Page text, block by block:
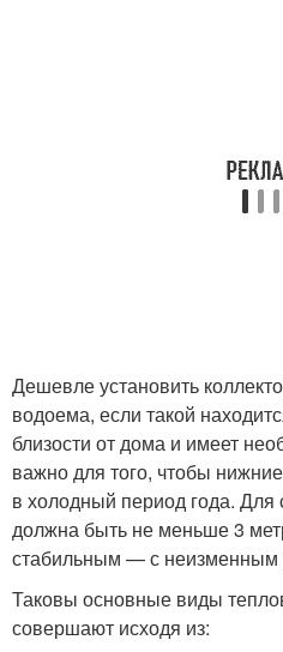
Дешевле установить
водоема, если такой
близости от дома и имеет
важно для того, чтобы
в холодный период года.
должна быть не меньше 3
стабильным — с неизменным
Таковы основные виды
совершают исходя из: